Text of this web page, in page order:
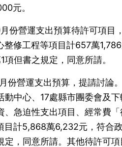
元。
份營運支出預算待許可項目
修工程等項目計657萬
但書之規定，同意所請。
份營運支出預算，提請討論。
中心、17處縣市團委會及
急迫性支出項目、經常費「
目計5,868萬6,232元，符合
，同意所請。其他待許可